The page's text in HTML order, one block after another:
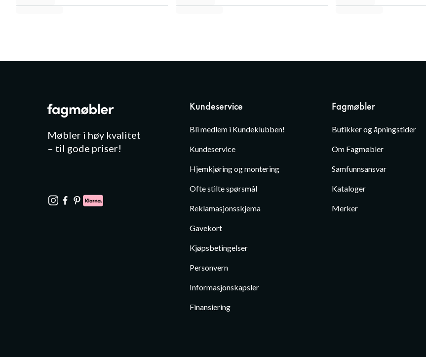
Møbler i høy kvalitet
– til gode priser!
Kundeservice
Bli medlem i Kundeklubben!
Kundeservice
Hjemkjøring og montering
Ofte stilte spørsmål
Reklamasjonsskjema
Gavekort
Kjøpsbetingelser
Personvern
Informasjonskapsler
Finansiering
Fagmøbler
Butikker og åpningstider
Om Fagmøbler
Samfunnsansvar
Kataloger
Merker